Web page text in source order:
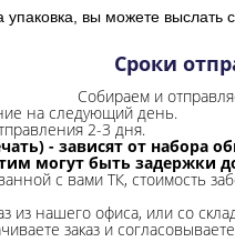
вы можете выслать
Сроки
Собираем и
на следующий день.
2-3 дня.
- зависят от набора
могут быть задержки
с вами ТК, стоимость
из нашего офиса, или со
заказ и